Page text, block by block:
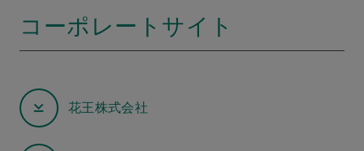
コーポレートサイト
花王株式会社